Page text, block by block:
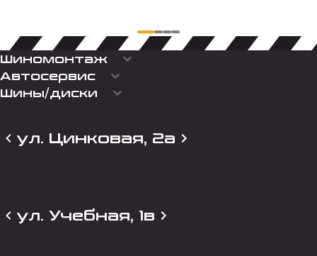
Шиномонтаж keyboard_arrow_down
Автосервис keyboard_arrow_down
Шины/диски keyboard_arrow_down
ул. Цинковая, 2а
ул. Учебная, 1в